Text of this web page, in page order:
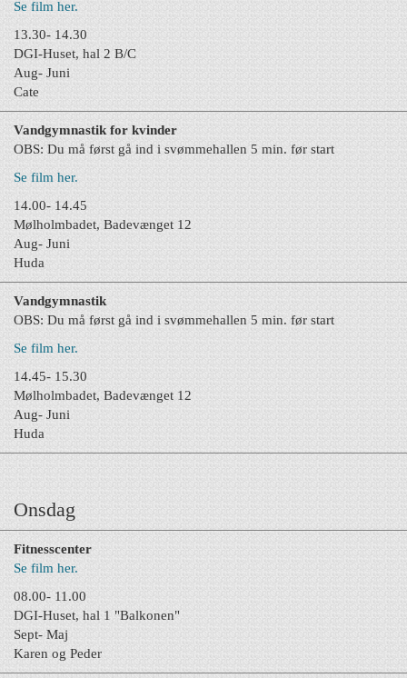
Se film her.
13.30- 14.30
DGI-Huset, hal 2 B/C
Aug- Juni
Cate
Vandgymnastik for kvinder
OBS: Du må først gå ind i svømmehallen 5 min. før start
Se film her.
14.00- 14.45
Mølholmbadet, Badevænget 12
Aug- Juni
Huda
Vandgymnastik
OBS: Du må først gå ind i svømmehallen 5 min. før start
Se film her.
14.45- 15.30
Mølholmbadet, Badevænget 12
Aug- Juni
Huda
Onsdag
Fitnesscenter
Se film her.
08.00- 11.00
DGI-Huset, hal 1 "Balkonen"
Sept- Maj
Karen og Peder